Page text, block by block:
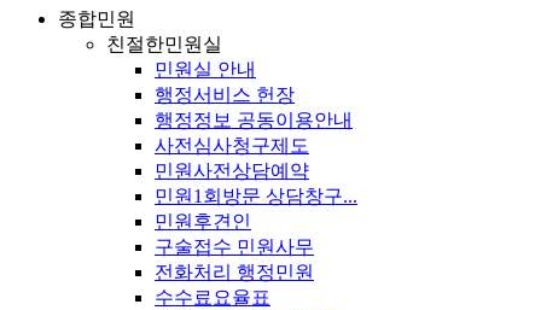
종합민원
친절한민원실
민원실 안내
행정서비스 헌장
행정정보 공동이용안내
사전심사청구제도
민원사전상담예약
민원1회방문 상담창구...
민원후견인
구술접수 민원사무
전화처리 행정민원
수수료요율표